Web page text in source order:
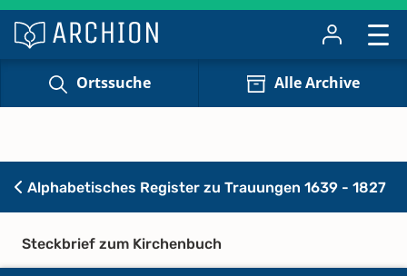
Ortssuche Alle Archive
Alphabetisches Register zu Trauungen 1639 - 1827
Steckbrief zum Kirchenbuch